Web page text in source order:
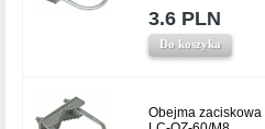
3.6 PLN
Do koszyka
Obejma zaciskowa